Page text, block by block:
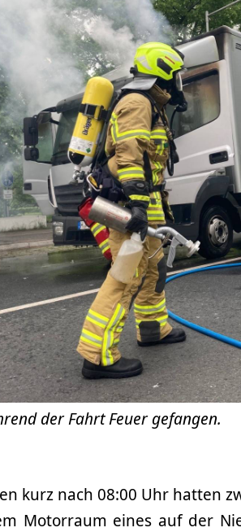
der Fahrt Feuer gefangen.
kurz nach 08:00 Uhr hatten
Motorraum eines auf der